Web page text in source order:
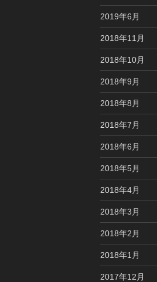
2019年6月
2018年11月
2018年10月
2018年9月
2018年8月
2018年7月
2018年6月
2018年5月
2018年4月
2018年3月
2018年2月
2018年1月
2017年12月